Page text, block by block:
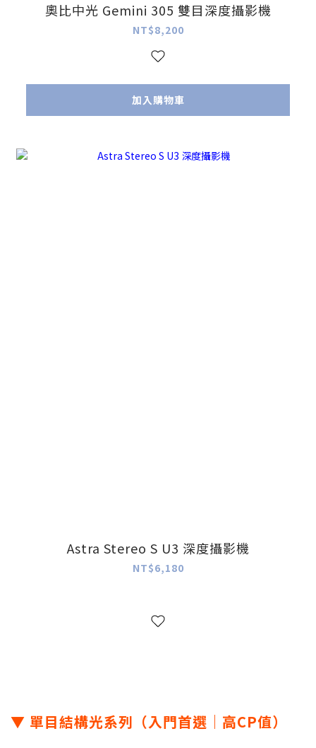
奧比中光 Gemini 305 雙目深度攝影機
NT$8,200
加入購物車
Astra Stereo S U3 深度攝影機
NT$6,180
▼ 單目結構光系列（入門首選｜高CP值）